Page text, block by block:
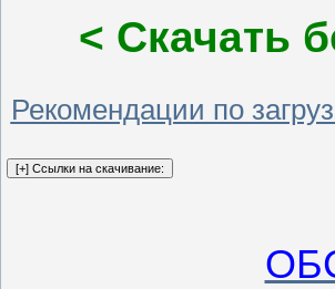
< Скачать
Рекомендации по